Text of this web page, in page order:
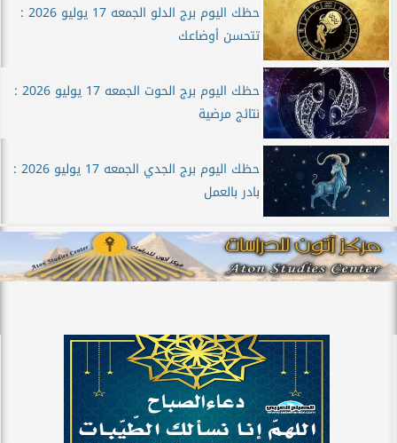
حظك اليوم برج الدلو الجمعه 17 يوليو 2026 :
تتحسن أوضاعك
حظك اليوم برج الحوت الجمعه 17 يوليو 2026 :
نتائج مرضية
حظك اليوم برج الجدي الجمعه 17 يوليو 2026 :
بادر بالعمل